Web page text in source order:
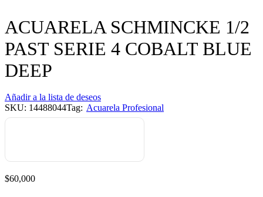
ACUARELA SCHMINCKE 1/2
PAST SERIE 4 COBALT BLUE
DEEP
Añadir a la lista de deseos
SKU: 14488044Tag: Acuarela Profesional
$60,000